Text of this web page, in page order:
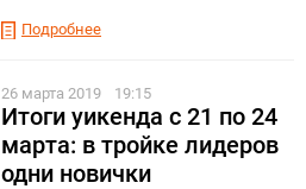
Подробнее
26 марта 2019 19:15
Итоги уикенда с 21 по 24
марта: в тройке лидеров
одни новички